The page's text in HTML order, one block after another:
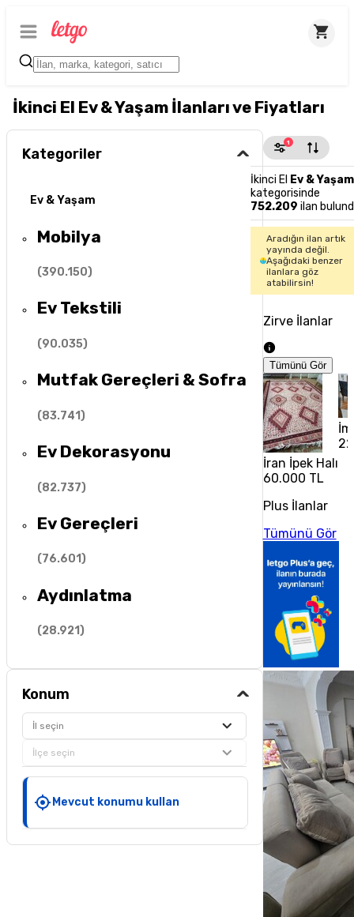
İkinci El Ev & Yaşam İlanları ve Fiyatları
Kategoriler
Ev & Yaşam
Mobilya
(390.150)
Ev Tekstili
(90.035)
Mutfak Gereçleri & Sofra
(83.741)
Ev Dekorasyonu
(82.737)
Ev Gereçleri
(76.601)
Aydınlatma
(28.921)
Konum
İl seçin
İlçe seçin
Mevcut konumu kullan
1
İkinci El Ev & Yaşam
kategorisinde
752.209 ilan
Aradığın ilan artık
yayında değil.
Aşağıdaki benzer
ilanlara göz
atabilirsin!
Zirve İlanlar
Tümünü Gör
İran İpek Halı
60.000 TL
Plus İlanlar
Tümünü Gör